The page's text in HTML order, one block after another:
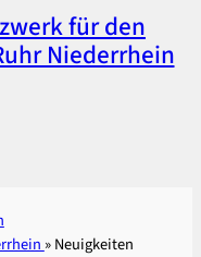
für den
Niederrhein
»Neuigkeiten